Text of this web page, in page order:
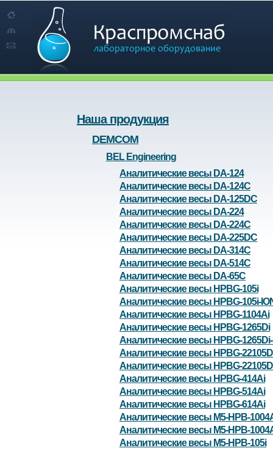
Наша продукция
DEMCOM
BEL Engineering
Аналитические весы DA-124
Аналитические весы DA-124C
Аналитические весы DA-125DC
Аналитические весы DA-224
Аналитические весы DA-224C
Аналитические весы DA-225DC
Аналитические весы DA-314C
Аналитические весы DA-514C
Аналитические весы DA-65C
Аналитические весы HPBG-105i
Аналитические весы HPBG-105i-
Аналитические весы HPBG-1104Ai
Аналитические весы HPBG-1265Di
Аналитические весы HPBG-1265Di-
Аналитические весы HPBG-
Аналитические весы HPBG-
Аналитические весы HPBG-414Ai
Аналитические весы HPBG-514Ai
Аналитические весы HPBG-614Ai
Аналитические весы M5-HPB-
Аналитические весы M5-HPB-
Аналитические весы M5-HPB-105i